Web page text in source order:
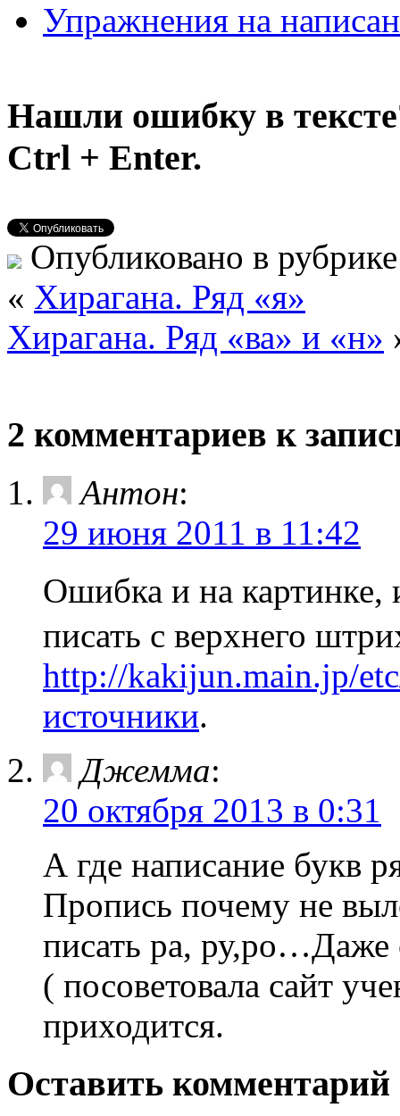
Упражнения на
Нашли ошибку в
Ctrl + Enter.
Опубликовано в
« Хирагана. Ряд «я»
Хирагана. Ряд «ва» и «н»
2 комментариев к
Антон:
29 июня 2011 в 11:42
Ошибка и на картинке,
писать с верхнего
http://kakijun.main.jp/
источники.
Джемма:
20 октября 2013 в 0:31
А где написание букв
Пропись почему не
писать ра, ру,ро…Даже
( посоветовала сайт
приходится.
Оставить комментарий